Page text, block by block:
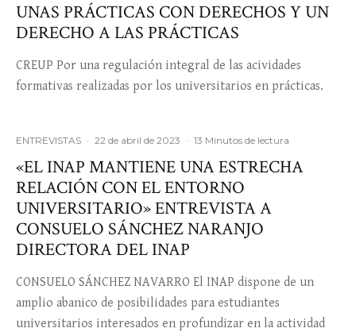
UNAS PRÁCTICAS CON DERECHOS Y UN
DERECHO A LAS PRÁCTICAS
CREUP Por una regulación integral de las acividades
formativas realizadas por los universitarios en prácticas.
ENTREVISTAS · 22 de abril de 2023 · 13 Minutos de lectura
«EL INAP MANTIENE UNA ESTRECHA
RELACIÓN CON EL ENTORNO
UNIVERSITARIO» ENTREVISTA A
CONSUELO SÁNCHEZ NARANJO
DIRECTORA DEL INAP
CONSUELO SÁNCHEZ NAVARRO El INAP dispone de un
amplio abanico de posibilidades para estudiantes
universitarios interesados en profundizar en la actividad